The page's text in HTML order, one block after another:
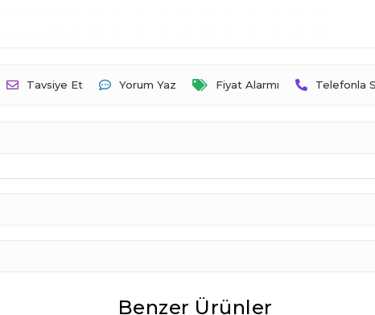
Tavsiye Et Yorum Yaz Fiyat Alarmı Telefonla
Benzer Ürünler